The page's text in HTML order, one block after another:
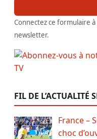
Connectez ce formulaire
newsletter.
FIL DE L’ACTUALITÉ
France –
choc